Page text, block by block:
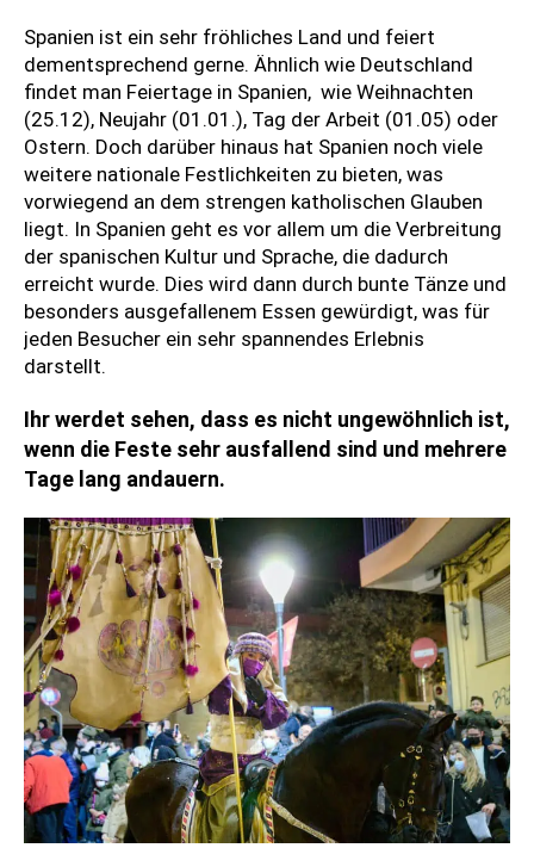
Spanien ist ein sehr fröhliches Land und feiert
dementsprechend gerne. Ähnlich wie Deutschland
findet man Feiertage in Spanien, wie Weihnachten
(25.12), Neujahr (01.01.), Tag der Arbeit (01.05) oder
Ostern. Doch darüber hinaus hat Spanien noch viele
weitere nationale Festlichkeiten zu bieten, was
vorwiegend an dem strengen katholischen Glauben
liegt. In Spanien geht es vor allem um die Verbreitung
der spanischen Kultur und Sprache, die dadurch
erreicht wurde. Dies wird dann durch bunte Tänze und
besonders ausgefallenem Essen gewürdigt, was für
jeden Besucher ein sehr spannendes Erlebnis
darstellt.
Ihr werdet sehen, dass es nicht ungewöhnlich ist,
wenn die Feste sehr ausfallend sind und mehrere
Tage lang andauern.